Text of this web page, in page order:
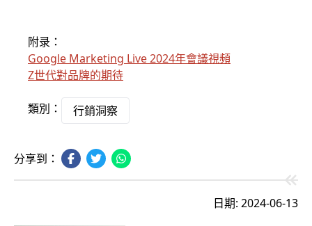
附录：
Google Marketing Live 2024年會議視頻
Z世代對品牌的期待
類別： 行銷洞察
分享到：
日期: 2024-06-13